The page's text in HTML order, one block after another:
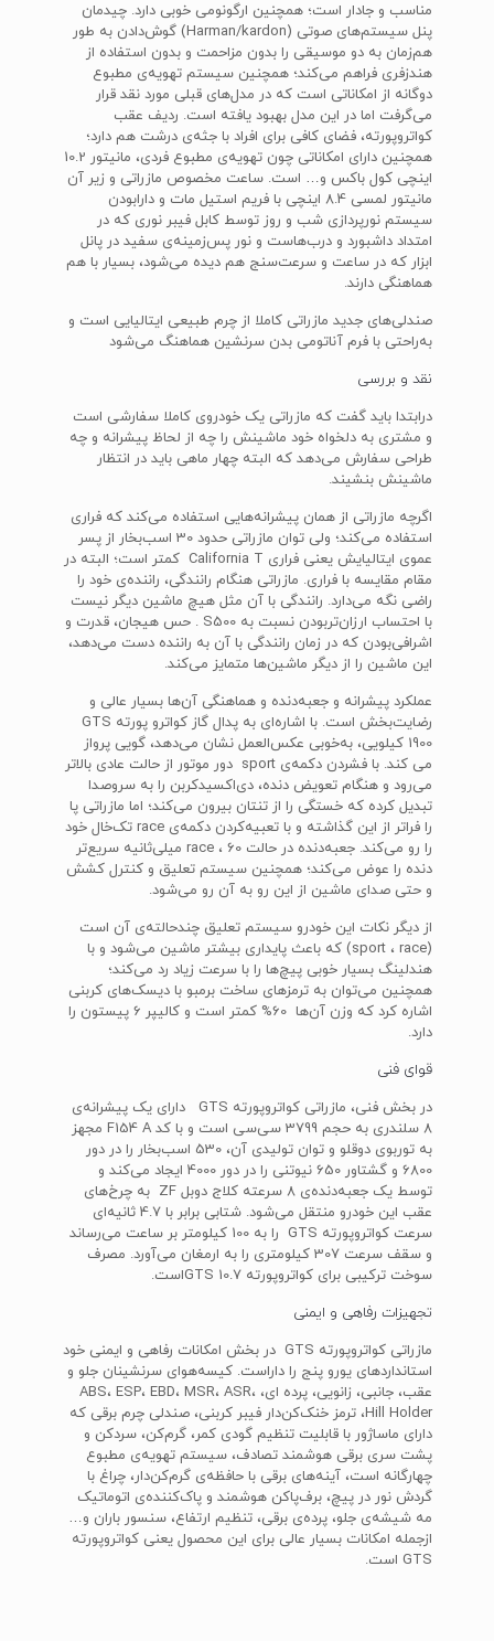
مناسب و جادار است؛ همچنین ارگونومی خوبی دارد. چیدمان
پنل‌ سیستم‌های صوتی (Harman/kardon) گوش‌دادن به طور
هم‌زمان به دو موسیقی را بدون مزاحمت و بدون استفاده از
هندزفری فراهم می‌کند؛ همچنین سیستم تهویه‌ی مطبوع
دوگانه از امکاناتی است که در مدل‌های قبلی مورد نقد قرار
می‌گرفت اما در این مدل بهبود یافته است. ردیف عقب
کواتروپورته، فضای کافی برای افراد با جثه‌ی درشت هم دارد؛
همچنین دارای امکاناتی چون تهویه‌ی مطبوع فردی، مانیتور 10.2
اینچی کول باکس و… است. ساعت مخصوص مازراتی و زیر آن
مانیتور لمسی 8.4 اینچی با فریم استیل مات و دارابودن
سیستم نورپردازی شب و روز توسط کابل فیبر نوری که در
امتداد داشبورد و درب‌هاست و نور پس‌زمینه‌ی سفید در پانل
ابزار که در ساعت و سرعت‌سنج هم دیده می‌شود، بسیار با هم
هماهنگی دارند.
صندلی‌های جدید مازراتی کاملا از چرم طبیعی ایتالیایی است و
به‌راحتی با فرم آناتومی بدن سرنشین هماهنگ می‌شود
نقد و بررسی
درابتدا باید گفت که مازراتی یک خودروی کاملا سفارشی است
و مشتری به دلخواه خود ماشینش را چه از لحاظ پیشرانه و چه
طراحی سفارش می‌دهد که البته چهار ماهی باید در انتظار
ماشینش بنشیند.
اگرچه مازراتی از همان پیشرانه‌هایی استفاده می‌کند که فراری
استفاده می‌کند؛ ولی توان مازراتی حدود 30 اسب‌بخار از پسر
عموی ایتالیایش یعنی فراری California T کمتر است؛ البته در
مقام مقایسه با فراری. مازراتی هنگام رانندگی، راننده‌ی خود را
راضی نگه می‌دارد. رانندگی با آن مثل هیچ ماشین دیگر نیست
با احتساب ارزان‌تربودن نسبت به S500 . حس هیجان، قدرت و
اشرافی‌بودن که در زمان رانندگی با آن به راننده دست می‌دهد،
این ماشین را از دیگر ماشین‌ها متمایز می‌کند.
عملکرد پیشرانه و جعبه‌دنده‌ و هماهنگی آن‌ها بسیار عالی و
رضایت‌بخش است. با اشاره‌ای به پدال گاز کواترو پورته GTS
1900 کیلویی، به‌خوبی عکس‌العمل نشان می‌دهد، گویی پرواز
می کند. با فشردن دکمه‌ی sport دور موتور از حالت عادی بالاتر
می‌رود و هنگام تعویض دنده، دی‌اکسیدکربن را به سروصدا
تبدیل کرده که خستگی را از تنتان بیرون می‌کند؛ اما مازراتی پا
را فراتر از این گذاشته و با تعبیه‌کردن دکمه‌ی race تک‌خال خود
را رو می‌کند. جعبه‌دنده در حالت race ، 60 میلی‌ثانیه سریع‌تر
دنده را عوض می‌کند؛ همچنین سیستم تعلیق و کنترل کشش
و حتی صدای ماشین از این رو به آن رو می‌شود.
از دیگر نکات این خودرو سیستم تعلیق چندحالته‌ی آن است
(sport ، race) که باعث پایداری بیشتر ماشین می‌شود و با
هندلینگ بسیار خوبی پیچ‌ها را با سرعت زیاد رد می‌کند؛
همچنین می‌توان به ترمزهای ساخت برمبو با دیسک‌های کربنی
اشاره کرد که وزن آن‌ها 60% کمتر است و کالیپر 6 پیستون را
دارد.
قوای فنی
در بخش فنی، مازراتی کواتروپورته GTS دارای یک پیشرانه‌ی
8 سلندری به حجم 3799 سی‌سی است و با کد F154 A مجهز
به توربوی دوقلو و توان تولیدی آن، 530 اسب‌بخار را در دور
6800 و گشتاور 650 نیوتنی را در دور 4000 ایجاد می‌کند و
توسط یک جعبه‌دنده‌ی 8 سرعته کلاج دوبل ZF به چرخ‌های
عقب این خودرو منتقل می‌شود. شتابی برابر با 4.7 ثانیه‌ای
سرعت کواتروپورته GTS را به 100 کیلومتر بر ساعت می‌رساند
و سقف سرعت 307 کیلومتری را به ارمغان می‌آورد. مصرف
سوخت ترکیبی برای کواتروپورته GTS 10.7است.
تجهیزات رفاهی و ایمنی
مازراتی کواتروپورته GTS در بخش امکانات رفاهی و ایمنی خود
استانداردهای یورو پنج را داراست. کیسه‌هوای سرنشینان جلو و
عقب، جانبی، زانویی، پرده ای، ABS، ESP، EBD، MSR، ASR،
Hill Holder، ترمز خنک‌کن‌دار فیبر کربنی، صندلی چرم برقی که
دارای ماساژور با قابلیت تنظیم گودی کمر، گرم‌کن، سردکن و
پشت سری برقی هوشمند تصادف، سیستم تهویه‌ی مطبوع
چهارگانه است، آینه‌های برقی با حافظه‌ی گرم‌کن‌دار، چراغ با
گردش نور در پیچ، برف‌پاکن هوشمند و پاک‌کننده‌ی اتوماتیک
مه شیشه‌ی جلو، پرده‌ی برقی، تنظیم ارتفاع، سنسور باران و…
ازجمله امکانات بسیار عالی برای این محصول یعنی کواتروپورته
GTS است.